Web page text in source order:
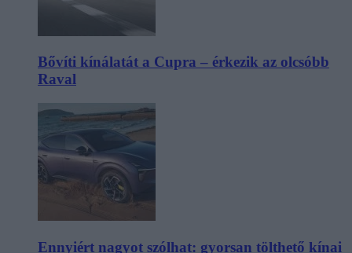
Bővíti kínálatát a Cupra – érkezik az olcsóbb
Raval
Ennyiért nagyot szólhat: gyorsan tölthető kínai